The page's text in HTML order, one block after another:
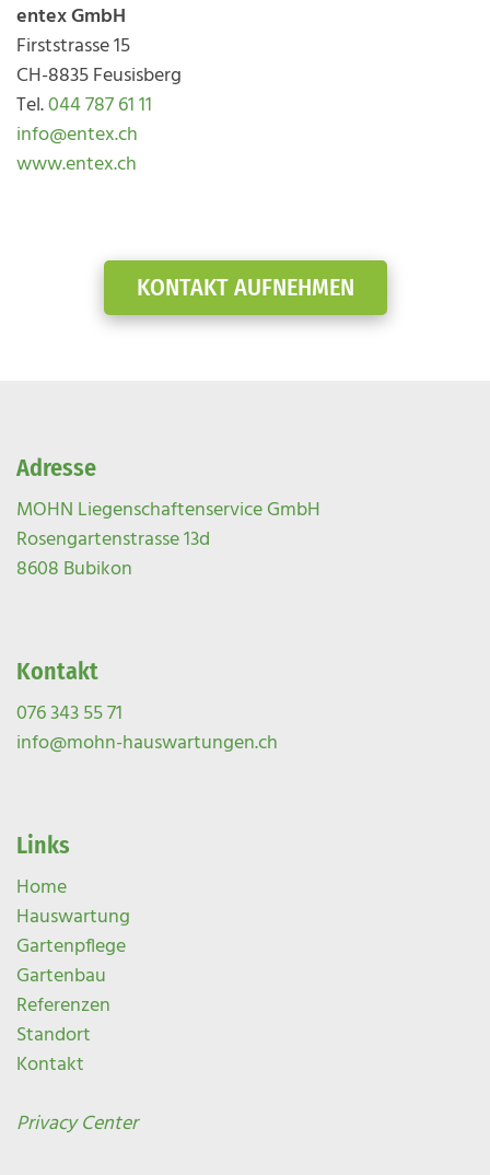
entex GmbH
Firststrasse 15
CH-8835 Feusisberg
Tel.044 787 61 11
info@entex.ch
www.entex.ch
KONTAKT AUFNEHMEN
Adresse
MOHN Liegenschaftenservice GmbH
Rosengartenstrasse 13d
8608 Bubikon
Kontakt
076 343 55 71
info@mohn-hauswartungen.ch
Links
Home
Hauswartung
Gartenpflege
Gartenbau
Referenzen
Standort
Kontakt
Privacy Center